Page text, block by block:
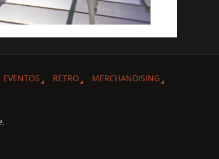
EVENTOS RETRO MERCHANDISING